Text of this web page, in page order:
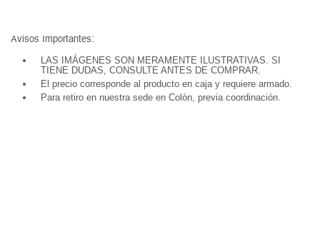
Avisos Importantes:
LAS IMÁGENES SON MERAMENTE ILUSTRATIVAS. SI
TIENE DUDAS, CONSULTE ANTES DE COMPRAR.
El precio corresponde al producto en caja y requiere armado.
Para retiro en nuestra sede en Colón, previa coordinación.